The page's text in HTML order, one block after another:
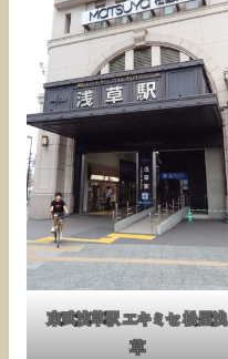
東武浅草駅 エキミセ 松屋浅
草